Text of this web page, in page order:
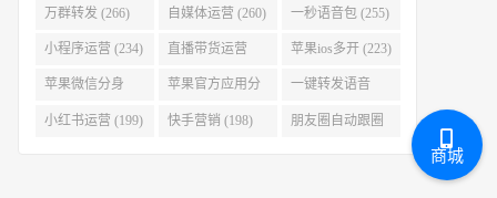
(278)
万群转发 (266) 自媒体运营 (260) 一秒语音包 (255)
小程序运营 (234) 直播带货运营
(227)
苹果ios多开 (223)
苹果微信分身
(223)
苹果官方应用分
身 (219)
一键转发语音
(219)
小红书运营 (199) 快手营销 (198) 朋友圈自动跟圈
商城